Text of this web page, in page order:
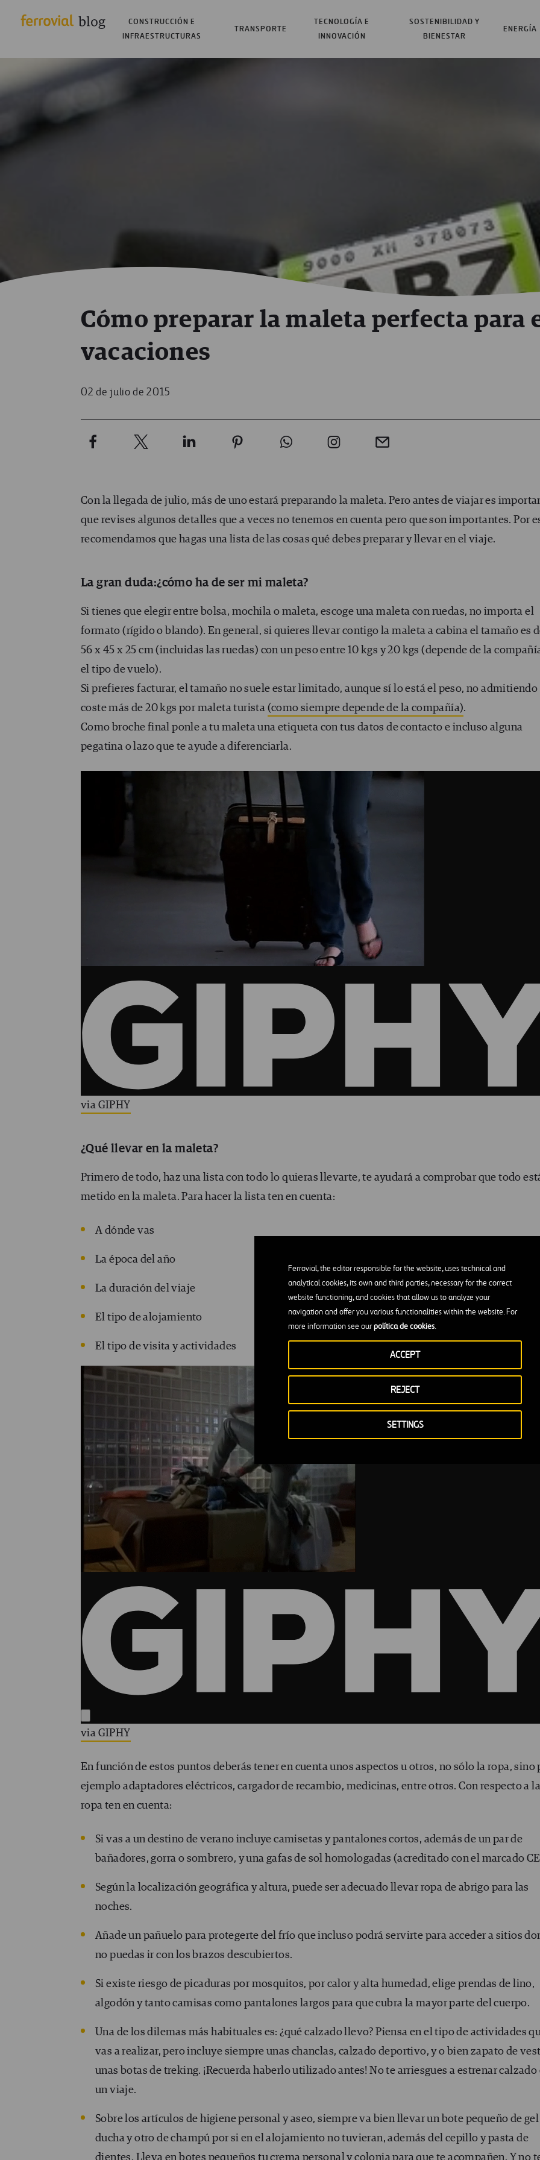
Ferrovial, the editor responsible for the website, uses technical and
analytical cookies, its own and third parties, necessary for the correct
website functioning, and cookies that allow us to analyze your
navigation and offer you various functionalities within the website. For
more information see ourpolítica de cookies.
SETTINGS
REJECT
ACCEPT
CONSTRUCCIÓN E
INFRAESTRUCTURAS
TRANSPORTE
TECNOLOGÍA E
INNOVACIÓN
SOSTENIBILIDAD Y
BIENESTAR
ENERGÍA
Cómo preparar la maleta perfecta para
vacaciones
02 de julio de 2015
Con la llegada de julio, más de uno estará preparando la maleta. Pero antes de viajar es
que revises algunos detalles que a veces no tenemos en cuenta pero que son importantes. Por
recomendamos que hagas una lista de las cosas qué debes preparar y llevar en el viaje.
La gran duda:¿cómo ha de ser mi maleta?
Si tienes que elegir entre bolsa, mochila o maleta, escoge una maleta con ruedas, no importa el
formato (rígido o blando). En general, si quieres llevar contigo la maleta a cabina el tamaño es
56 x 45 x 25 cm (incluidas las ruedas) con un peso entre 10 kgs y 20 kgs (depende de la
el tipo de vuelo).
Si prefieres facturar, el tamaño no suele estar limitado, aunque sí lo está el peso, no admitiendo
coste más de 20 kgs por maleta turista (como siempre depende de la compañía).
Como broche final ponle a tu maleta una etiqueta con tus datos de contacto e incluso alguna
pegatina o lazo que te ayude a diferenciarla.
via GIPHY
¿Qué llevar en la maleta?
Primero de todo, haz una lista con todo lo quieras llevarte, te ayudará a comprobar que todo
metido en la maleta. Para hacer la lista ten en cuenta:
A dónde vas
La época del año
La duración del viaje
El tipo de alojamiento
El tipo de visita y actividades
via GIPHY
En función de estos puntos deberás tener en cuenta unos aspectos u otros, no sólo la ropa, sino
ejemplo adaptadores eléctricos, cargador de recambio, medicinas, entre otros. Con respecto a
ropa ten en cuenta:
Si vas a un destino de verano incluye camisetas y pantalones cortos, además de un par de
bañadores, gorra o sombrero, y una gafas de sol homologadas (acreditado con el marcado
Según la localización geográfica y altura, puede ser adecuado llevar ropa de abrigo para las
noches.
Añade un pañuelo para protegerte del frío que incluso podrá servirte para acceder a sitios
no puedas ir con los brazos descubiertos.
Si existe riesgo de picaduras por mosquitos, por calor y alta humedad, elige prendas de lino,
algodón y tanto camisas como pantalones largos para que cubra la mayor parte del cuerpo.
Una de los dilemas más habituales es: ¿qué calzado llevo? Piensa en el tipo de actividades
vas a realizar, pero incluye siempre unas chanclas, calzado deportivo, y o bien zapato de
unas botas de treking. ¡Recuerda haberlo utilizado antes! No te arriesgues a estrenar calzado
un viaje.
Sobre los artículos de higiene personal y aseo, siempre va bien llevar un bote pequeño de
ducha y otro de champú por si en el alojamiento no tuvieran, además del cepillo y pasta de
dientes. Lleva en botes pequeños tu crema personal y colonia para que te acompañen. Y no